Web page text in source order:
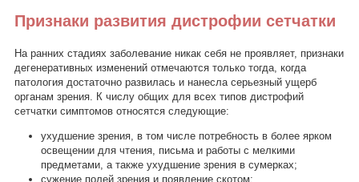
Признаки развития дистрофии сетчатки
На ранних стадиях заболевание никак себя не проявляет, признаки
дегенеративных изменений отмечаются только тогда, когда
патология достаточно развилась и нанесла серьезный ущерб
органам зрения. К числу общих для всех типов дистрофий
сетчатки симптомов относятся следующие:
ухудшение зрения, в том числе потребность в более ярком
освещении для чтения, письма и работы с мелкими
предметами, а также ухудшение зрения в сумерках;
сужение полей зрения и появление скотом;